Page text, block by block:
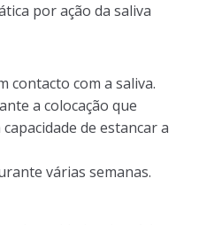
por ação da saliva
contacto com a saliva.
a colocação que
de estancar a
várias semanas.